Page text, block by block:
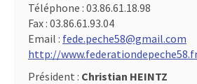
Téléphone : 03.86.61.18.98
Fax : 03.86.61.93.04
Email : fede.peche58@gmail.com
http://
Président : Christian HEINTZ